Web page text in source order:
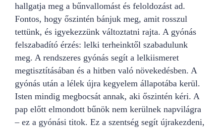
hallgatja meg a bűnvallomást és feloldozást ad.
Fontos, hogy őszintén bánjuk meg, amit rosszul
tettünk, és igyekezzünk változtatni rajta. A gyónás
felszabadító érzés: lelki terheinktől szabadulunk
meg. A rendszeres gyónás segít a lelkiismeret
megtisztításában és a hitben való növekedésben. A
gyónás után a lélek újra kegyelem állapotába kerül.
Isten mindig megbocsát annak, aki őszintén kéri. A
pap előtt elmondott bűnök nem kerülnek napvilágra
– ez a gyónási titok. Ez a szentség segít újrakezdeni,